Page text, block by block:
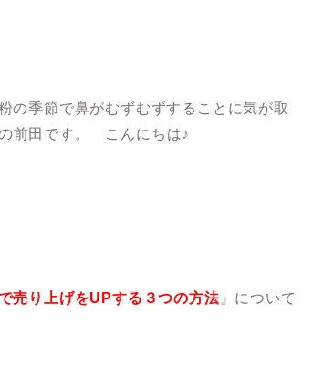
の季節で鼻がむずむずすることに気が取
前田です。 こんにちは♪
売り上げをUPする３つの方法』について